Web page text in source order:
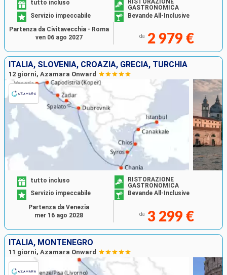
tutto incluso
RISTORAZIONE
GASTRONOMICA
Servizio impeccabile
Bevande All-Inclusive
da 2 979 €
Partenza da Civitavecchia - Roma
ven 06 ago 2027
ITALIA, SLOVENIA, CROAZIA, GRECIA, TURCHIA
12 giorni, Azamara Onward
tutto incluso
RISTORAZIONE
GASTRONOMICA
Servizio impeccabile
Bevande All-Inclusive
da 3 299 €
Partenza da Venezia
mer 16 ago 2028
ITALIA, MONTENEGRO
11 giorni, Azamara Onward